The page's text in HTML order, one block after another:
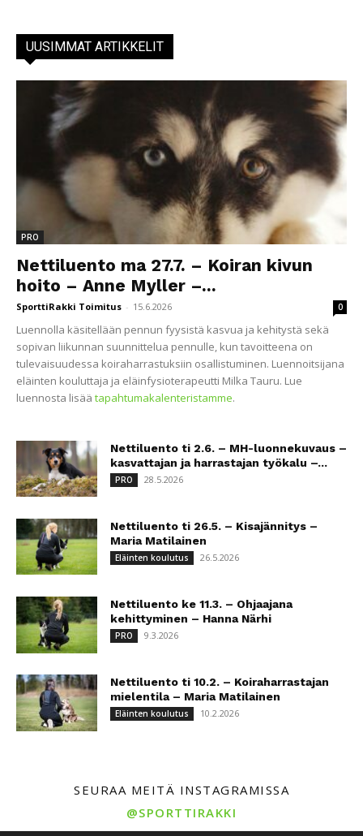
UUSIMMAT ARTIKKELIT
PRO
Nettiluento ma 27.7. – Koiran kivun
hoito – Anne Myller –...
SporttiRakki Toimitus - 15.6.2026 0
Luennolla käsitellään pennun fyysistä kasvua ja kehitystä sekä
sopivan liikunnan suunnittelua pennulle, kun tavoitteena on
tulevaisuudessa koiraharrastuksiin osallistuminen. Luennoitsijana
eläinten kouluttaja ja eläinfysioterapeutti Milka Tauru. Lue
luennosta lisää tapahtumakalenteristamme.
Nettiluento ti 2.6. – MH-luonnekuvaus –
kasvattajan ja harrastajan työkalu –...
PRO 28.5.2026
Nettiluento ti 26.5. – Kisajännitys –
Maria Matilainen
Eläinten koulutus 26.5.2026
Nettiluento ke 11.3. – Ohjaajana
kehittyminen – Hanna Närhi
PRO 9.3.2026
Nettiluento ti 10.2. – Koiraharrastajan
mielentila – Maria Matilainen
Eläinten koulutus 10.2.2026
SEURAA MEITÄ INSTAGRAMISSA
@SPORTTIRAKKI